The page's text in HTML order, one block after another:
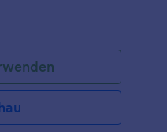
Bewerbung
Date aussieht, was
Partner erwarten
Formular einfach an
in Ihre Website ein
oder einem QR-